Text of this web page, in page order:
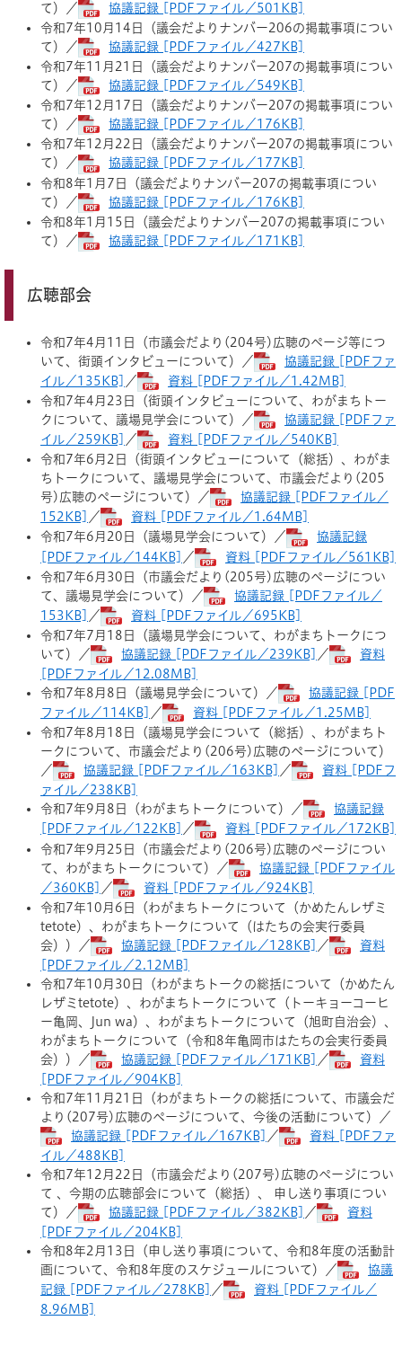
て）／
協議記録 [PDFファイル／501KB]
令和7年10月14日（議会だよりナンバー206の掲載事項につい
て）／
協議記録 [PDFファイル／427KB]
令和7年11月21日（議会だよりナンバー207の掲載事項につい
て）／
協議記録 [PDFファイル／549KB]
令和7年12月17日（議会だよりナンバー207の掲載事項につい
て）／
協議記録 [PDFファイル／176KB]
令和7年12月22日（議会だよりナンバー207の掲載事項につい
て）／
協議記録 [PDFファイル／177KB]
令和8年1月7日（議会だよりナンバー207の掲載事項につい
て）／
協議記録 [PDFファイル／176KB]
令和8年1月15日（議会だよりナンバー207の掲載事項につい
て）／
協議記録 [PDFファイル／171KB]
広聴部会
令和7年4月11日（市議会だより(204号)広聴のページ等につ
いて、街頭インタビューについて）／
協議記録 [PDFファ
イル／135KB]
／
資料 [PDFファイル／1.42MB]
令和7年4月23日（街頭インタビューについて、わがまちトー
クについて、議場見学会について）／
協議記録 [PDFファ
イル／259KB]
／
資料 [PDFファイル／540KB]
令和7年6月2日（街頭インタビューについて（総括）、わがま
ちトークについて、議場見学会について、市議会だより(205
号)広聴のページについて）／
協議記録 [PDFファイル／
152KB]
／
資料 [PDFファイル／1.64MB]
令和7年6月20日（議場見学会について）／
協議記録
[PDFファイル／144KB]
／
資料 [PDFファイル／561KB]
令和7年6月30日（市議会だより(205号)広聴のページについ
て、議場見学会について）／
協議記録 [PDFファイル／
153KB]
／
資料 [PDFファイル／695KB]
令和7年7月18日（議場見学会について、わがまちトークにつ
いて）／
協議記録 [PDFファイル／239KB] ／
資料
[PDFファイル／12.08MB]
令和7年8月8日（議場見学会について）／
協議記録 [PDF
ファイル／114KB]
／
資料 [PDFファイル／1.25MB]
令和7年8月18日（議場見学会について（総括）、わがまちト
ークについて、市議会だより(206号)広聴のページについて）
／
協議記録 [PDFファイル／163KB] ／
資料 [PDFフ
ァイル／238KB]
令和7年9月8日（わがまちトークについて）／
協議記録
[PDFファイル／122KB]
／
資料 [PDFファイル／172KB]
令和7年9月25日（市議会だより(206号)広聴のページについ
て、わがまちトークについて）／
協議記録 [PDFファイル
／360KB]
／
資料 [PDFファイル／924KB]
令和7年10月6日（わがまちトークについて（かめたんレザミ
tetote）、わがまちトークについて（はたちの会実行委員
会））／
協議記録 [PDFファイル／128KB] ／
資料
[PDFファイル／2.12MB]
令和7年10月30日（わがまちトークの総括について（かめたん
レザミtetote）、わがまちトークについて（トーキョーコーヒ
ー亀岡、Jun wa）、わがまちトークについて（旭町自治会）、
わがまちトークについて（令和8年亀岡市はたちの会実行委員
会））／
協議記録 [PDFファイル／171KB] ／
資料
[PDFファイル／904KB]
令和7年11月21日（わがまちトークの総括について、市議会だ
より(207号)広聴のページについて、今後の活動について）／
協議記録 [PDFファイル／167KB]
／
資料 [PDFファ
イル／488KB]
令和7年12月22日（市議会だより(207号)広聴のページについ
て 、今期の広聴部会について（総括）、 申し送り事項につい
て）／
協議記録 [PDFファイル／382KB] ／
資料
[PDFファイル／204KB]
令和8年2月13日（申し送り事項について、令和8年度の活動計
画について、令和8年度のスケジュールについて）／
協議
記録 [PDFファイル／278KB]
／
資料 [PDFファイル／
8.96MB]